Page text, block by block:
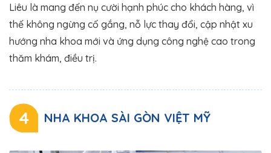
Liêu là mang đến nụ cười hạnh phúc cho khách hàng, vì
thế không ngừng cố gắng, nỗ lực thay đổi, cập nhật xu
hướng nha khoa mới và ứng dụng công nghệ cao trong
thăm khám, điều trị.
4 NHA KHOA SÀI GÒN VIỆT MỸ